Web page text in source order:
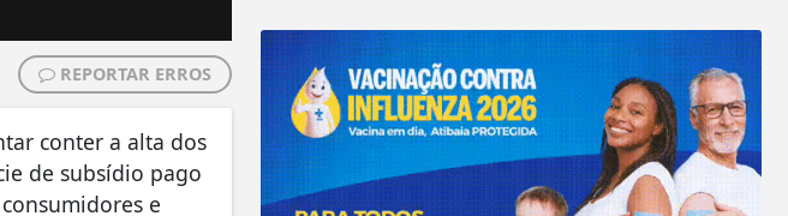
REPORTAR ERROS
conter a alta dos
de subsídio pago
e